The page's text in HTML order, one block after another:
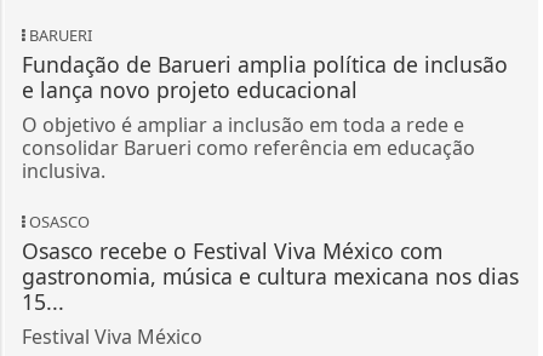
BARUERI
Fundação de Barueri amplia política de inclusão
e lança novo projeto educacional
O objetivo é ampliar a inclusão em toda a rede e
consolidar Barueri como referência em educação
inclusiva.
OSASCO
Osasco recebe o Festival Viva México com
gastronomia, música e cultura mexicana nos dias
15...
Festival Viva México